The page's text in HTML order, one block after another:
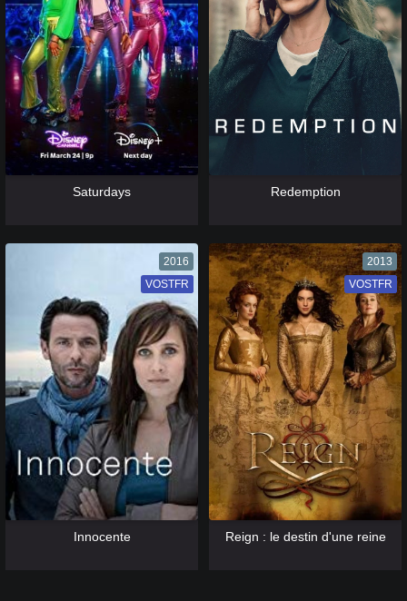
Saturdays Redemption
2016
VF
VOSTFR
Innocente
2013
VF
VOSTFR
Reign : le destin d'une reine